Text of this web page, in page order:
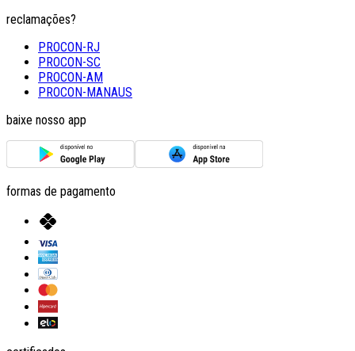
reclamações?
PROCON-RJ
PROCON-SC
PROCON-AM
PROCON-MANAUS
baixe nosso app
formas de pagamento